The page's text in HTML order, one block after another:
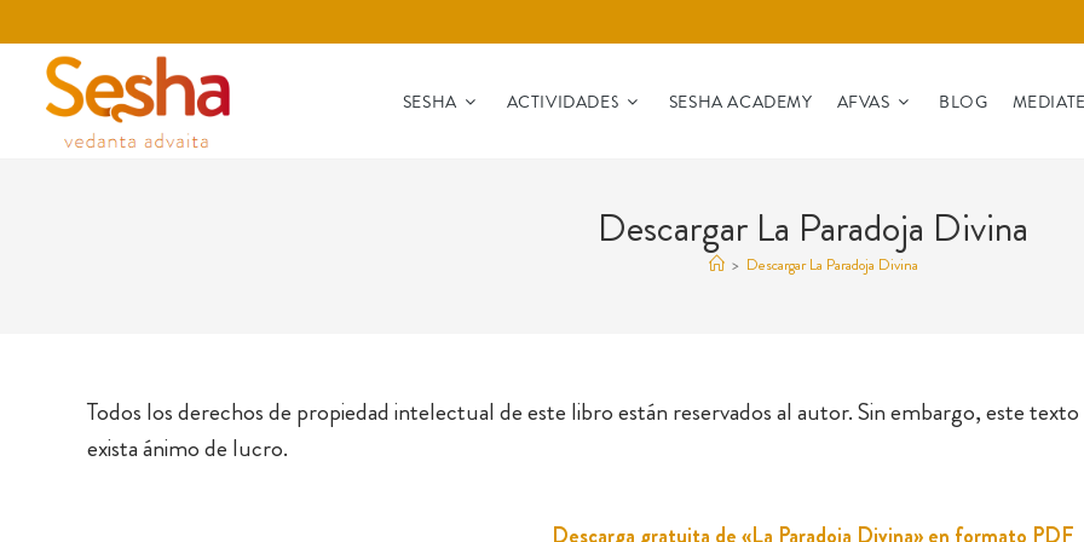
SESHA ACTIVIDADES SESHA ACADEMY AFVAS BLOG
Descargar La Paradoja Divina
> Descargar La Paradoja Divina
Todos los derechos de propiedad intelectual de este libro están reservados al autor. Sin embargo, este
exista ánimo de lucro.